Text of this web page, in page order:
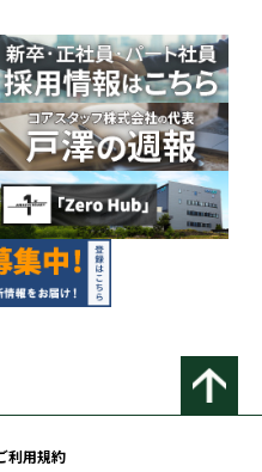
利用規約